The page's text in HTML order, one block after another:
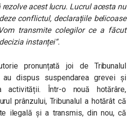
acest lucru. Lucrul acesta nu
conflictul, declarațiile belicoase
transmite colegilor ce a făcut
instanței“.
pronunțată joi de Tribunalul
au dispus suspendarea grevei și
activității. Într-o nouă hotărâre,
prânzului, Tribunalul a hotărât că
ilegală și a transmis, din nou, că